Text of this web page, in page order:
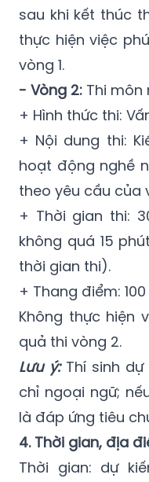
sau khi kết thúc
thực hiện việc
vòng 1.
- Vòng 2: Thi môn
+ Hình thức thi:
+ Nội dung thi:
hoạt động nghề
theo yêu cầu của
+ Thời gian thi:
không quá 15
thời gian thi).
+ Thang điểm:
Không thực hiện
quả thi vòng 2.
Lưu ý:Thí sinh dự
chỉ ngoại ngữ;
là đáp ứng tiêu
4. Thời gian, địa
Thời gian: dự